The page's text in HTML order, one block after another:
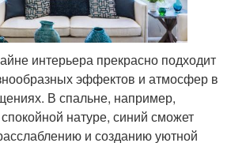
интерьера прекрасно подходит
эффектов и атмосфер в
В спальне, например,
натуре, синий сможет
и созданию уютной